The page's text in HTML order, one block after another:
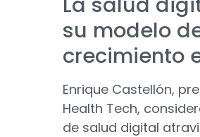
su modelo
crecimiento
Enrique Castellón,
Health Tech,
de salud digital